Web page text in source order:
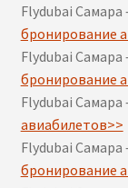
Flydubai Самара
бронирование
Flydubai
бронирование
Flydubai
авиабилетов>>
Flydubai
бронирование